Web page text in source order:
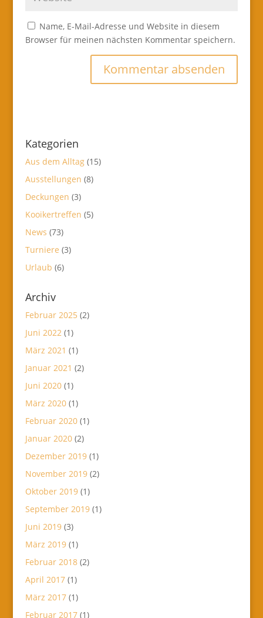
Name, E-Mail-Adresse und Website in diesem
Browser für meinen nächsten Kommentar speichern.
Kategorien
Aus dem Alltag(15)
Ausstellungen (8)
Deckungen (3)
Kooikertreffen (5)
News (73)
Turniere (3)
Urlaub (6)
Archiv
Februar 2025 (2)
Juni 2022(1)
März 2021 (1)
Januar 2021 (2)
Juni 2020(1)
März 2020(1)
Februar 2020(1)
Januar 2020(2)
Dezember 2019(1)
November 2019(2)
Oktober 2019(1)
September 2019(1)
Juni 2019(3)
März 2019(1)
Februar 2018(2)
April 2017(1)
März 2017(1)
Februar 2017(1)